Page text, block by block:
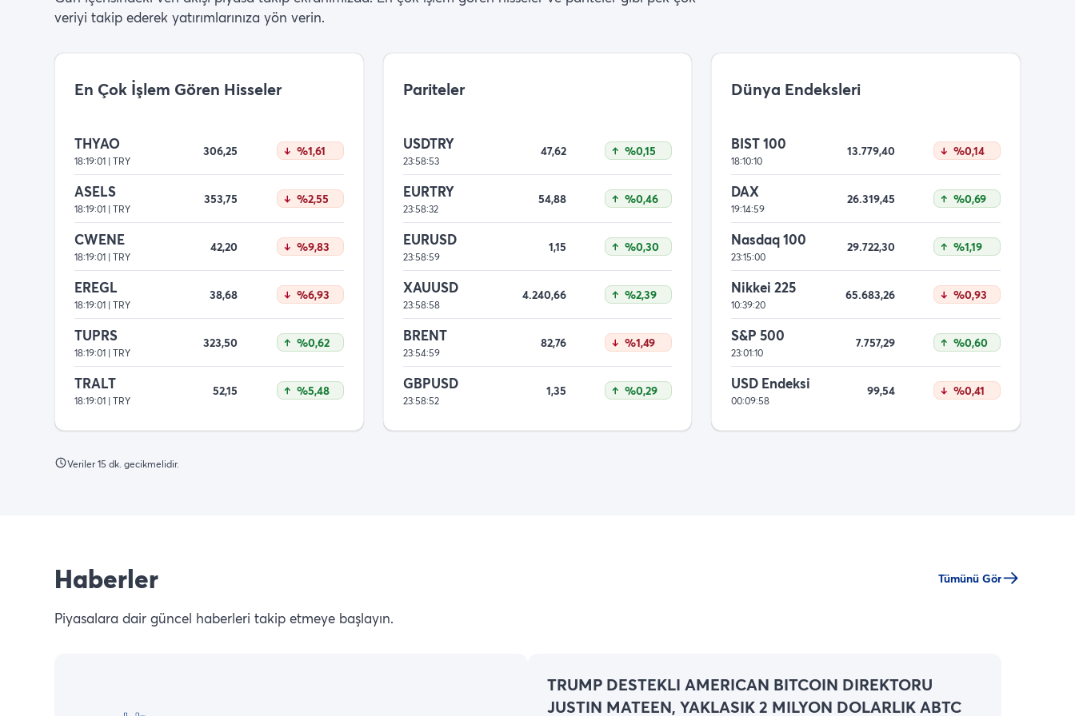
veriyi takip ederek yatırımlarınıza yön verin.
En Çok İşlem Gören Hisseler
THYAO
18:19:01 | TRY
306,25 %1,61
ASELS
18:19:01 | TRY
353,75 %2,55
CWENE
18:19:01 | TRY
42,20 %9,83
EREGL
18:19:01 | TRY
38,68 %6,93
TUPRS
18:19:01 | TRY
323,50 %0,62
TRALT
18:19:01 | TRY
52,15 %5,48
Pariteler
USDTRY
23:58:53
47,62 %0,15
EURTRY
23:58:32
54,88 %0,46
EURUSD
23:58:59
1,15 %0,30
XAUUSD
23:58:58
4.240,66 %2,39
BRENT
23:54:59
82,76 %1,49
GBPUSD
23:58:52
1,35 %0,29
Dünya Endeksleri
BIST 100
18:10:10
13.779,40 %0,14
DAX
19:14:59
26.319,45 %0,69
Nasdaq 100
23:15:00
29.722,30 %1,19
Nikkei 225
10:39:20
65.683,26 %0,93
S&P 500
23:01:10
7.757,29 %0,60
USD Endeksi
00:09:58
99,54 %0,41
Veriler 15 dk. gecikmelidir.
Haberler Tümünü Gör
Piyasalara dair güncel haberleri takip etmeye başlayın.
TRUMP DESTEKLI AMERICAN BITCOIN DIREKTORU
JUSTIN MATEEN, YAKLASIK 2 MILYON DOLARLIK ABTC